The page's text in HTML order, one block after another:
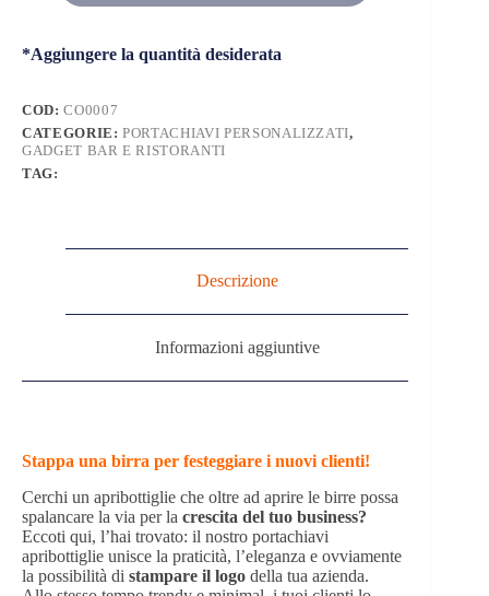
*Aggiungere la quantità desiderata
COD:CO0007
CATEGORIE:PORTACHIAVI PERSONALIZZATI,
GADGET BAR E RISTORANTI
TAG:
Descrizione
Informazioni aggiuntive
Stappa una birra per festeggiare i nuovi clienti!
Cerchi un apribottiglie che oltre ad aprire le birre possa
spalancare la via per la crescita del tuo business?
Eccoti qui, l’hai trovato: il nostro portachiavi
apribottiglie unisce la praticità, l’eleganza e ovviamente
la possibilità di stampare il logo della tua azienda.